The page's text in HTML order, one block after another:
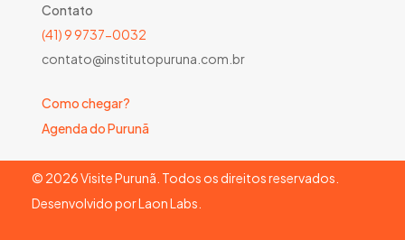
Contato
(41) 9 9737-0032
contato@institutopuruna.com.br
Como chegar?
Agenda do Purunã
© 2026Visite Purunã. Todos os direitos reservados.
Desenvolvido porLaon Labs